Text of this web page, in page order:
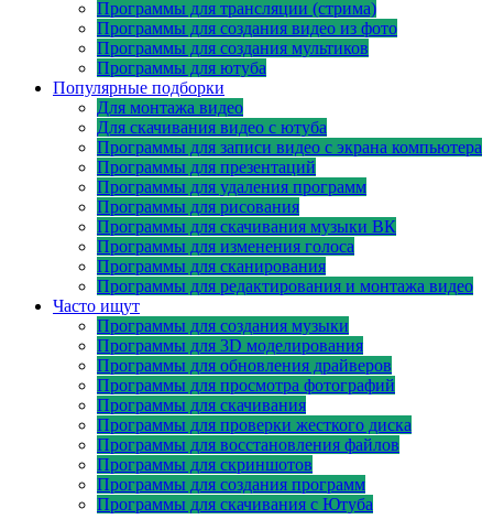
Программы для трансляции (стрима)
Программы для создания видео из фото
Программы для создания мультиков
Программы для ютуба
Популярные подборки
Для монтажа видео
Для скачивания видео с ютуба
Программы для записи видео с экрана компьютера
Программы для презентаций
Программы для удаления программ
Программы для рисования
Программы для скачивания музыки ВК
Программы для изменения голоса
Программы для сканирования
Программы для редактирования и монтажа видео
Часто ищут
Программы для создания музыки
Программы для 3D моделирования
Программы для обновления драйверов
Программы для просмотра фотографий
Программы для скачивания
Программы для проверки жесткого диска
Программы для восстановления файлов
Программы для скриншотов
Программы для создания программ
Программы для скачивания с Ютуба